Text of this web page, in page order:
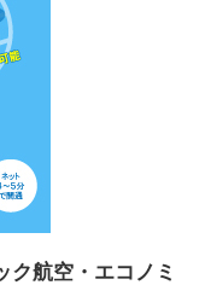
ク航空・エコノミ